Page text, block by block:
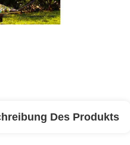
Des Produkts